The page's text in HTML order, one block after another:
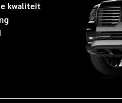
kwaliteit